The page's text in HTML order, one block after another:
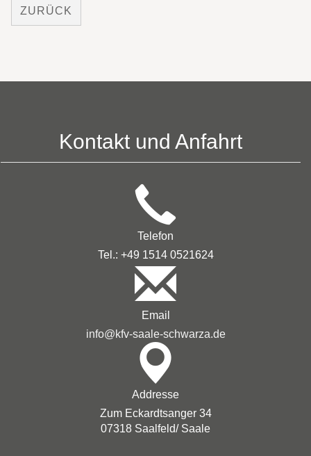
ZURÜCK
Kontakt und Anfahrt
Telefon
Tel.: +49 1514 0521624
Email
info@kfv-saale-schwarza.de
Addresse
Zum Eckardtsanger 34
07318 Saalfeld/ Saale